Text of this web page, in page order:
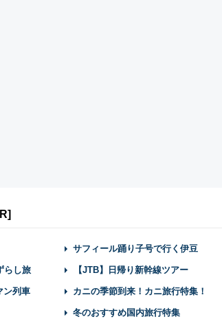
サフィール踊り子号で行く伊豆
らし旅 【JTB】日帰り新幹線ツアー
ン列車 カニの季節到来！カニ旅行特集！
冬のおすすめ国内旅行特集